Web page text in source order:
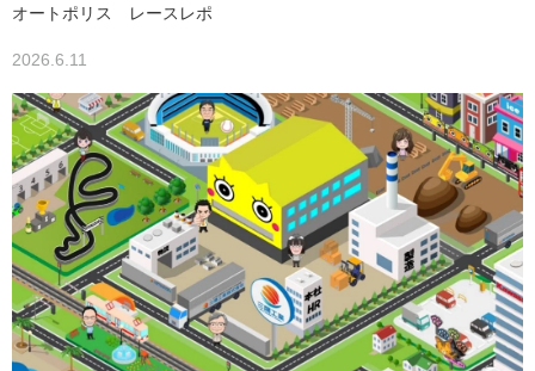
オートポリス レースレポ
2026.6.11